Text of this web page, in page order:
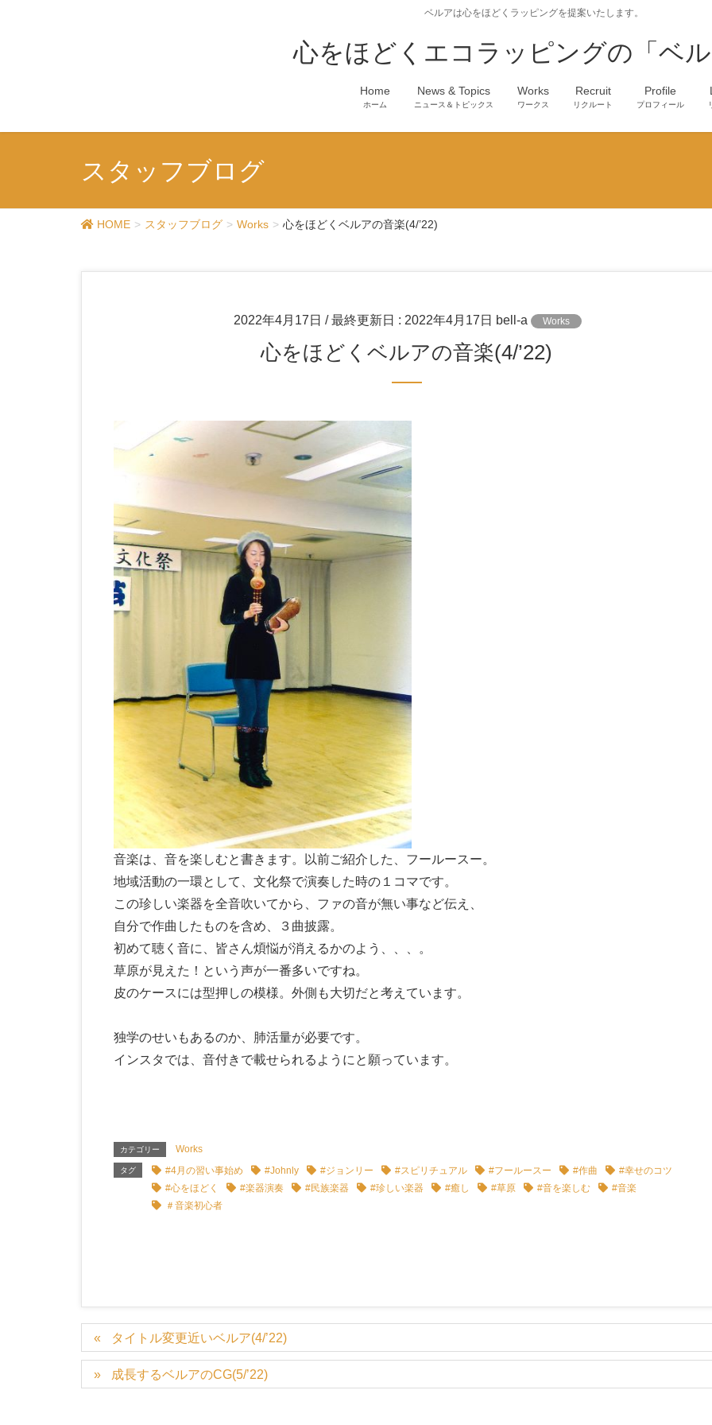
ベルアは心をほどくラッピングを提案いたします。
心をほどくエコラッピングの「ベ
Home
ホーム
News & Topics
ニュース＆トピックス
Works
ワークス
Recruit
リクルート
Profile
プロフィール
スタッフブログ
HOME スタッフブログ Works 心をほどくベルアの音楽(4/’22)
2022年4月17日 / 最終更新日 : 2022年4月17日 bell-a Works
心をほどくベルアの音楽(4/’22)
音楽は、音を楽しむと書きます。以前ご紹介した、フールースー。
地域活動の一環として、文化祭で演奏した時の１コマです。
この珍しい楽器を全音吹いてから、ファの音が無い事など伝え、
自分で作曲したものを含め、３曲披露。
初めて聴く音に、皆さん煩悩が消えるかのよう、、、。
草原が見えた！という声が一番多いですね。
皮のケースには型押しの模様。外側も大切だと考えています。
独学のせいもあるのか、肺活量が必要です。
インスタでは、音付きで載せられるようにと願っています。
カテゴリー Works
タグ #4月の習い事始め #Johnly #ジョンリー #スピリチュアル #フールースー #作曲
#幸せのコツ
#心をほどく
#楽器演奏 #民族楽器 #珍しい楽器 #癒し #草原 #音を楽しむ
#音楽
＃音楽初心者
タイトル変更近いベルア(4/’22)
成長するベルアのCG(5/’22)